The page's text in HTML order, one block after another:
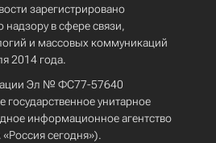
зарегистрировано
в сфере связи,
и массовых коммуникаций
2014 года.
Эл № ФС77-57640
унитарное
информационное агентство
сегодня»).